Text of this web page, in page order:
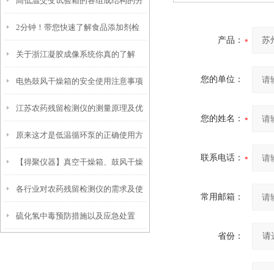
工
2分钟！带您快速了解食品添加剂检
测仪
关于浙江凝胶成像系统你真的了解
吗？
电热鼓风干燥箱的安全使用注意事项
有哪些？
江苏农药残留检测仪的测量原理及优
势
原来这才是低温循环泵的正确使用方
法！
【得聚仪器】真空干燥箱、鼓风干燥
箱和干热灭菌箱的比较
各行业对农药残留检测仪的需求及使
用情况了解
硫化氢中毒预防措施以及应急处置
产品：
您的单位：
您的姓名：
联系电话：
常用邮箱：
省份：